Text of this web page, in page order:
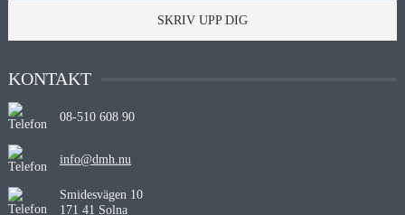
SKRIV UPP DIG
KONTAKT
08-510 608 90
info@dmh.nu
Smidesvägen 10
171 41 Solna